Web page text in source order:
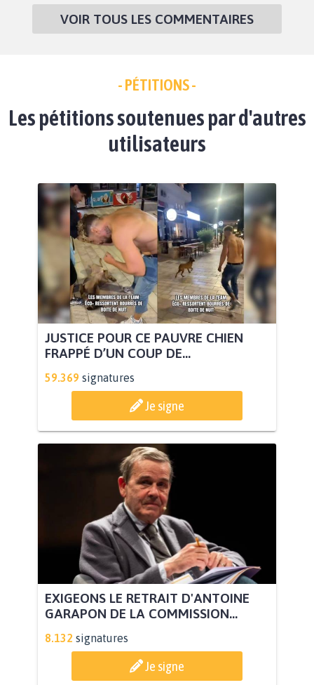
VOIR TOUS LES COMMENTAIRES
- PÉTITIONS -
Les pétitions soutenues par d'autres
utilisateurs
JUSTICE POUR CE PAUVRE CHIEN
FRAPPÉ D’UN COUP DE...
59.369 signatures
Je signe
EXIGEONS LE RETRAIT D'ANTOINE
GARAPON DE LA COMMISSION...
8.132 signatures
Je signe